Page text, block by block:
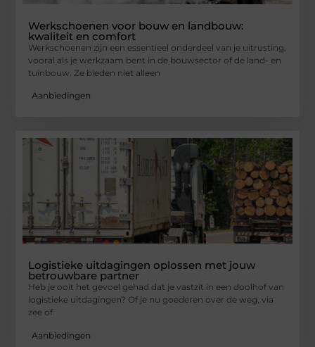
Werkschoenen voor bouw en landbouw:
kwaliteit en comfort
Werkschoenen zijn een essentieel onderdeel van je uitrusting,
vooral als je werkzaam bent in de bouwsector of de land- en
tuinbouw. Ze bieden niet alleen
Aanbiedingen
Logistieke uitdagingen oplossen met jouw
betrouwbare partner
Heb je ooit het gevoel gehad dat je vastzit in een doolhof van
logistieke uitdagingen? Of je nu goederen over de weg, via
zee of
Aanbiedingen